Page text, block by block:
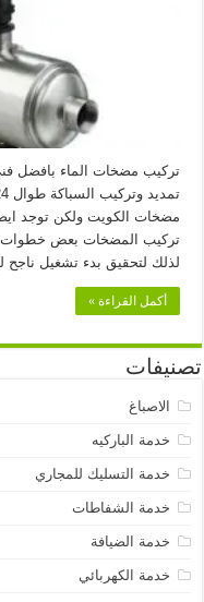
تركيب مضخات الماء بافضل
مضخات الكويت ولكن توجد
تركيب المضخات بعض خطوات
لذلك لتحقيق بدء تشغيل ناجح
أكمل القراءة »
تصنيفات
الاصباغ
خدمة الباركيه
خدمة التسليك للمجاري
خدمة الشفاطات
خدمة الضيافة
خدمة الكهربائي